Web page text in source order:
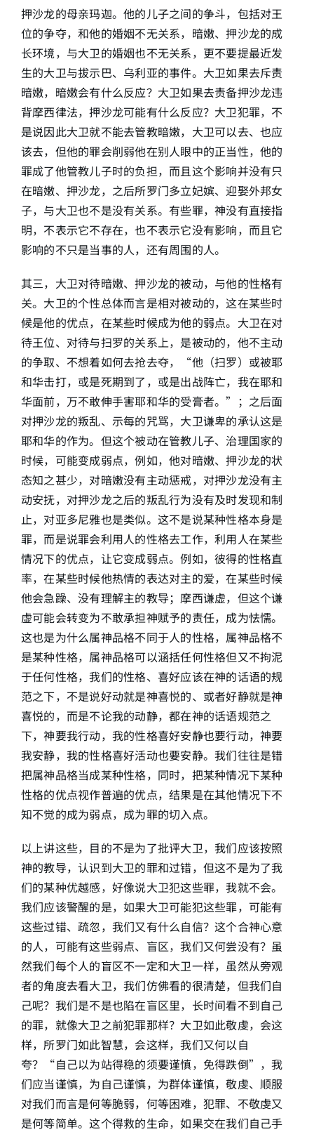
押沙龙的母亲玛迦。他的儿子之间的争斗，包括对王
位的争夺，和他的婚姻不无关系，暗嫩、押沙龙的成
长环境，与大卫的婚姻也不无关系，更不要提最近发
生的大卫与拔示巴、乌利亚的事件。大卫如果去斥责
暗嫩，暗嫩会有什么反应？大卫如果去责备押沙龙违
背摩西律法，押沙龙可能有什么反应？大卫犯罪，不
是说因此大卫就不能去管教暗嫩，大卫可以去、也应
该去，但他的罪会削弱他在别人眼中的正当性，他的
罪成了他管教儿子时的负担，而且这个影响并没有只
在暗嫩、押沙龙，之后所罗门多立妃嫔、迎娶外邦女
子，与大卫也不是没有关系。有些罪，神没有直接指
明，不表示它不存在，也不表示它没有影响，而且它
影响的不只是当事的人，还有周围的人。
其三，大卫对待暗嫩、押沙龙的被动，与他的性格有
关。大卫的个性总体而言是相对被动的，这在某些时
候是他的优点，在某些时候成为他的弱点。大卫在对
待王位、对待与扫罗的关系上，是被动的，他不主动
的争取、不想着如何去抢去夺，“他（扫罗）或被耶
和华击打，或是死期到了，或是出战阵亡，我在耶和
华面前，万不敢伸手害耶和华的受膏者。”；之后面
对押沙龙的叛乱、示每的咒骂，大卫谦卑的承认这是
耶和华的作为。但这个被动在管教儿子、治理国家的
时候，可能变成弱点，例如，他对暗嫩、押沙龙的状
态知之甚少，对暗嫩没有主动惩戒，对押沙龙没有主
动安抚，对押沙龙之后的叛乱行为没有及时发现和制
止，对亚多尼雅也是类似。这不是说某种性格本身是
罪，而是说罪会利用人的性格去工作，利用人在某些
情况下的优点，让它变成弱点。例如，彼得的性格直
率，在某些时候他热情的表达对主的爱，在某些时候
他会急躁、没有理解主的教导；摩西谦虚，但这个谦
虚可能会转变为不敢承担神赋予的责任，成为怯懦。
这也是为什么属神品格不同于人的性格，属神品格不
是某种性格，属神品格可以涵括任何性格但又不拘泥
于任何性格，我们的性格、喜好应该在神的话语的规
范之下，不是说好动就是神喜悦的、或者好静就是神
喜悦的，而是不论我的动静，都在神的话语规范之
下，神要我行动，我的性格喜好安静也要行动，神要
我安静，我的性格喜好活动也要安静。我们往往是错
把属神品格当成某种性格，同时，把某种情况下某种
性格的优点视作普遍的优点，结果是在其他情况下不
知不觉的成为弱点，成为罪的切入点。
以上讲这些，目的不是为了批评大卫，我们应该按照
神的教导，认识到大卫的罪和过错，但这不是为了我
们的某种优越感，好像说大卫犯这些罪，我就不会。
我们应该警醒的是，如果大卫可能犯这些罪，可能有
这些过错、疏忽，我们又有什么自信？这个合神心意
的人，可能有这些弱点、盲区，我们又何尝没有？虽
然我们每个人的盲区不一定和大卫一样，虽然从旁观
者的角度去看大卫，我们仿佛看的很清楚，但我们自
己呢？我们是不是也陷在盲区里，长时间看不到自己
的罪，就像大卫之前犯罪那样？大卫如此敬虔，会这
样，所罗门如此智慧，会这样，我们又何以自
夸？“自己以为站得稳的须要谨慎，免得跌倒”，我
们应当谨慎，为自己谨慎，为群体谨慎，敬虔、顺服
对我们而言是何等脆弱，何等困难，犯罪、不敬虔又
是何等简单。这个得救的生命，如果交在我们自己手